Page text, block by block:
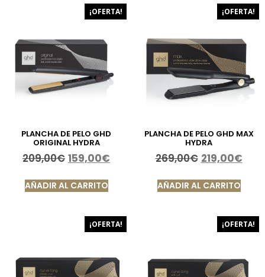
¡OFERTA!
PLANCHA DE PELO GHD
ORIGINAL HYDRA
209,00€ 159,00€
AÑADIR AL CARRITO
¡OFERTA!
PLANCHA DE PELO GHD MAX
HYDRA
269,00€ 219,00€
AÑADIR AL CARRITO
¡OFERTA! ¡OFERTA!